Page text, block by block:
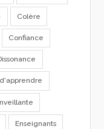
Colère
Confiance
Enseignants